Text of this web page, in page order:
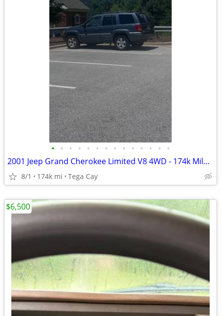
• • • • • • • • • • • • • •
2001 Jeep Grand Cherokee Limited V8 4WD - 174k Miles - Clean Body, New
8/1 174k mi Tega Cay
$6,500